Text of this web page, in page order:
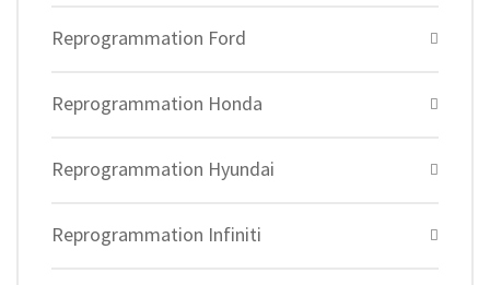
Reprogrammation Ford
Reprogrammation Honda
Reprogrammation Hyundai
Reprogrammation Infiniti